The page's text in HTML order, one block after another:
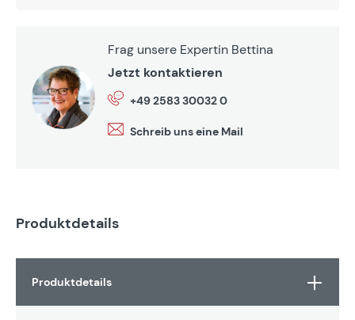
Frag unsere Expertin Bettina
Jetzt kontaktieren
+49 2583 30032 0
Schreib uns eine Mail
Produktdetails
Produktdetails